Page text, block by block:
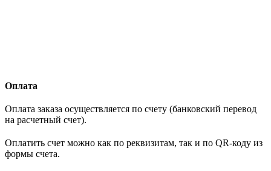
Оплата
Оплата заказа осуществляется по счету (банковский перевод
на расчетный счет).
Оплатить счет можно как по реквизитам, так и по QR-коду из
формы счета.